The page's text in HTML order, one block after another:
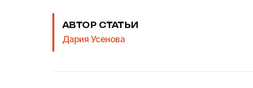
АВТОР СТАТЬИ
Дария Усенова